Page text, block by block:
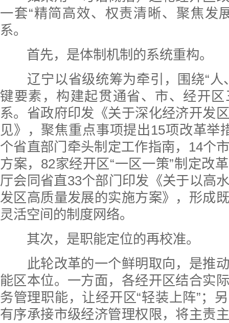
一套“精简高效、权责清晰、聚焦发
系。
首先，是体制机制的系统重构。
辽宁以省级统筹为牵引，围绕“人
键要素，构建起贯通省、市、经开
系。省政府印发《关于深化经济开发
见》，聚焦重点事项提出15项改革举
个省直部门牵头制定工作指南，14个
方案，82家经开区“一区一策”制定改
厅会同省直33个部门印发《关于以高
发区高质量发展的实施方案》，形成
灵活空间的制度网络。
其次，是职能定位的再校准。
此轮改革的一个鲜明取向，是推动
能区本位。一方面，各经开区结合实
务管理职能，让经开区“轻装上阵”；
有序承接市级经济管理权限，将主责